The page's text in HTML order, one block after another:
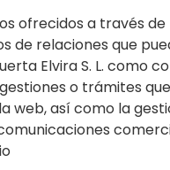
ofrecidos a través de
de relaciones que
Elvira S. L. como
o trámites
web, así como la